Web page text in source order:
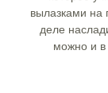
вылазками на
деле
можно и в